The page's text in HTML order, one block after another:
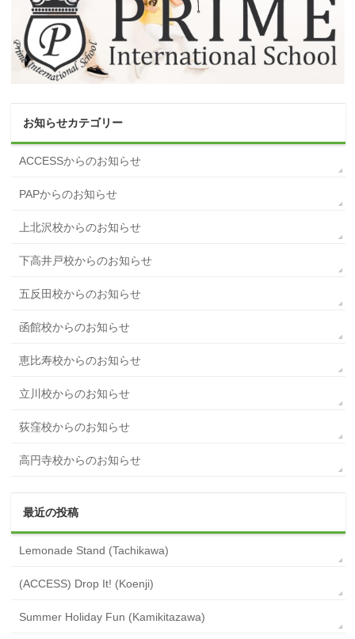
お知らせカテゴリー
ACCESSからのお知らせ
PAPからのお知らせ
上北沢校からのお知らせ
下高井戸校からのお知らせ
五反田校からのお知らせ
函館校からのお知らせ
恵比寿校からのお知らせ
立川校からのお知らせ
荻窪校からのお知らせ
高円寺校からのお知らせ
最近の投稿
Lemonade Stand (Tachikawa)
(ACCESS) Drop It! (Koenji)
Summer Holiday Fun (Kamikitazawa)